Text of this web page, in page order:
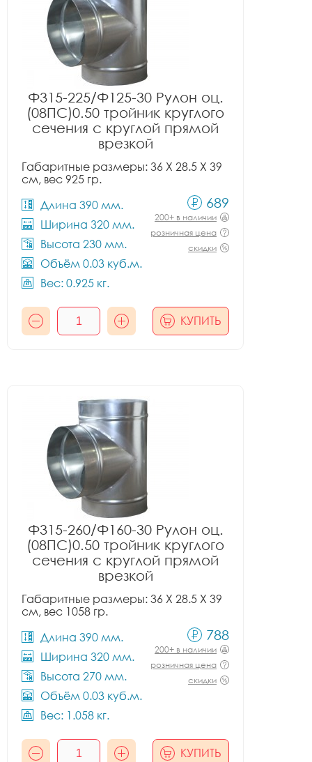
Ф315-225/Ф125-30 Рулон оц.
(08ПС)0.50 тройник круглого
сечения с круглой прямой
врезкой
Габаритные размеры: 36 X 28.5 X 39
см, вес 925 гр.
Длина 390 мм.
Ширина 320 мм.
Высота 230 мм.
Объём 0.03 куб.м.
Вес: 0.925 кг.
689
200+ в наличии
розничная цена
скидки
КУПИТЬ
Ф315-260/Ф160-30 Рулон оц.
(08ПС)0.50 тройник круглого
сечения с круглой прямой
врезкой
Габаритные размеры: 36 X 28.5 X 39
см, вес 1058 гр.
Длина 390 мм.
Ширина 320 мм.
Высота 270 мм.
Объём 0.03 куб.м.
Вес: 1.058 кг.
788
200+ в наличии
розничная цена
скидки
КУПИТЬ